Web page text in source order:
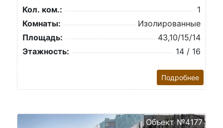
Кол. ком.:
1
Комнаты:
Изолированные
Площадь:
43,10/15/14
Этажность:
14 / 16
Подробнее
Объект №4177